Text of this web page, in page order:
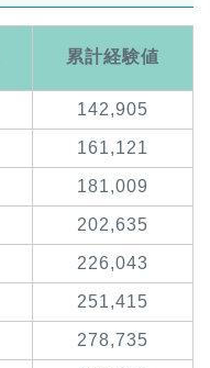
累計経験値
142,905
161,121
181,009
202,635
226,043
251,415
278,735